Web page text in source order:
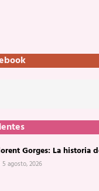
Gorges: La historia
5 agosto, 2026